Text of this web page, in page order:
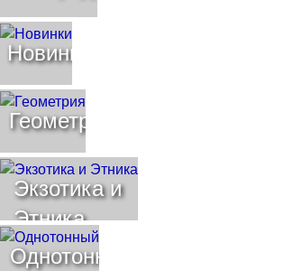
Новинки
Геометрия
Экзотика и
Этника
Однотонный